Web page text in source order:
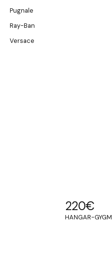
Pugnale
Ray-Ban
Versace
220€
HANGAR-GYGM